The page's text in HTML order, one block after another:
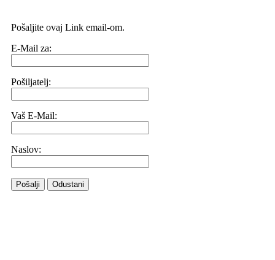
Pošaljite ovaj Link email-om.
E-Mail za:
Pošiljatelj:
Vaš E-Mail:
Naslov:
Pošalji Odustani